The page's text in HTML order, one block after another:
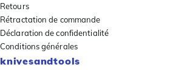
Retours
Rétractation de commande
Déclaration de confidentialité
Conditions générales
knivesandtools